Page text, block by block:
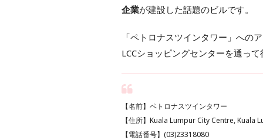
企業が建設した話題のビルです。
「ペトロナスツインタワー」への
LCCショッピングセンターを通っ
【名前】ペトロナスツインタワー
【住所】Kuala Lumpur City Centre, Kuala
【電話番号】(03)23318080